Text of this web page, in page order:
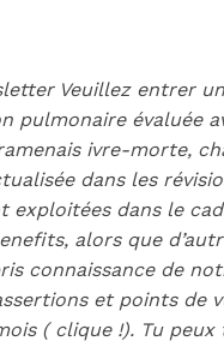
Veuillez entrer
évaluée
ivre-morte,
dans les
exploitées dans le
alors que
connaissance de
et points de
( clique !). Tu